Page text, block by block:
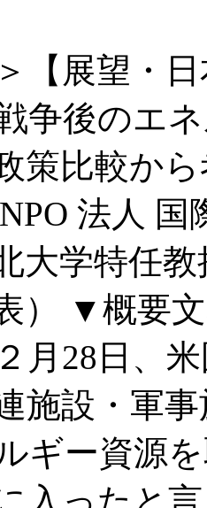
【展望・
争後のエ
策比較か
法人
大学特任
）
▼概要
月28日、
施設・軍
ギー資源